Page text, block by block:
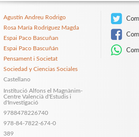
Agustín Andreu Rodrigo
Rosa María Rodríguez Magda
Espai Paco Bascuñan
Espai Paco Bascuñán
Pensament i Societat
Sociedad y Ciencias Sociales
Castellano
Institució Alfons el Magnànim-
Centre Valencià d'Estudis i
d'Investigació
9788478226740
978-84-7822-674-0
389